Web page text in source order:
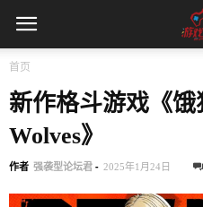
首页
新作格斗游戏《
Wolves》
作者 强袭型论坛君 - 2025年1月24日